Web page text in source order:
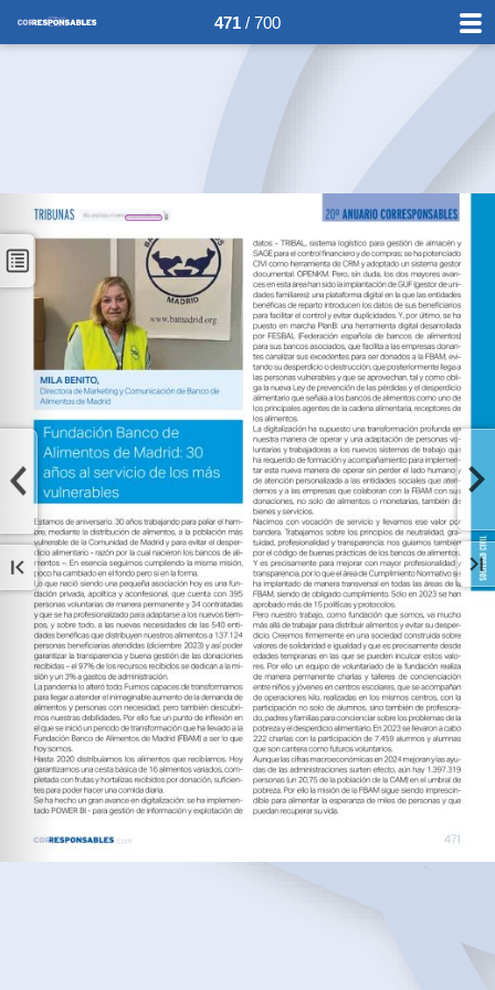
471 / 700